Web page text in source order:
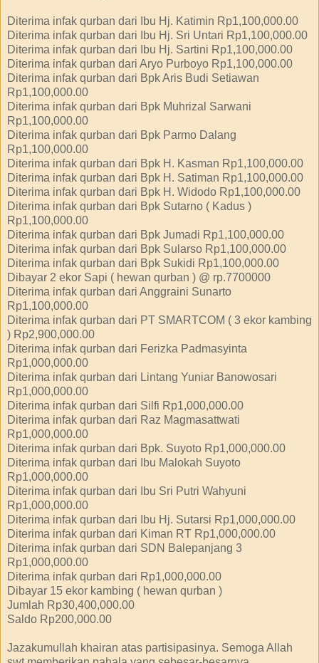
Diterima infak qurban dari Ibu Hj. Katimin Rp1,100,000.00
Diterima infak qurban dari Ibu Hj. Sri Untari Rp1,100,000.00
Diterima infak qurban dari Ibu Hj. Sartini Rp1,100,000.00
Diterima infak qurban dari Aryo Purboyo Rp1,100,000.00
Diterima infak qurban dari Bpk Aris Budi Setiawan
Rp1,100,000.00
Diterima infak qurban dari Bpk Muhrizal Sarwani
Rp1,100,000.00
Diterima infak qurban dari Bpk Parmo Dalang
Rp1,100,000.00
Diterima infak qurban dari Bpk H. Kasman Rp1,100,000.00
Diterima infak qurban dari Bpk H. Satiman Rp1,100,000.00
Diterima infak qurban dari Bpk H. Widodo Rp1,100,000.00
Diterima infak qurban dari Bpk Sutarno ( Kadus )
Rp1,100,000.00
Diterima infak qurban dari Bpk Jumadi Rp1,100,000.00
Diterima infak qurban dari Bpk Sularso Rp1,100,000.00
Diterima infak qurban dari Bpk Sukidi Rp1,100,000.00
Dibayar 2 ekor Sapi ( hewan qurban ) @ rp.7700000
Diterima infak qurban dari Anggraini Sunarto
Rp1,100,000.00
Diterima infak qurban dari PT SMARTCOM ( 3 ekor kambing
) Rp2,900,000.00
Diterima infak qurban dari Ferizka Padmasyinta
Rp1,000,000.00
Diterima infak qurban dari Lintang Yuniar Banowosari
Rp1,000,000.00
Diterima infak qurban dari Silfi Rp1,000,000.00
Diterima infak qurban dari Raz Magmasattwati
Rp1,000,000.00
Diterima infak qurban dari Bpk. Suyoto Rp1,000,000.00
Diterima infak qurban dari Ibu Malokah Suyoto
Rp1,000,000.00
Diterima infak qurban dari Ibu Sri Putri Wahyuni
Rp1,000,000.00
Diterima infak qurban dari Ibu Hj. Sutarsi Rp1,000,000.00
Diterima infak qurban dari Kiman RT Rp1,000,000.00
Diterima infak qurban dari SDN Balepanjang 3
Rp1,000,000.00
Diterima infak qurban dari Rp1,000,000.00
Dibayar 15 ekor kambing ( hewan qurban )
Jumlah Rp30,400,000.00
Saldo Rp200,000.00
Jazakumullah khairan atas partisipasinya. Semoga Allah